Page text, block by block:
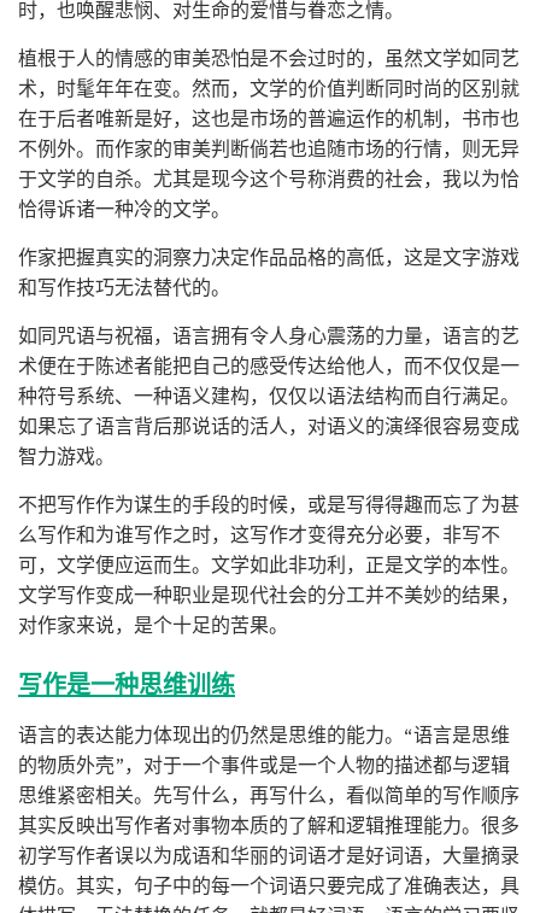
时，也唤醒悲悯、对生命的爱惜与眷恋之情。
植根于人的情感的审美恐怕是不会过时的，虽然文学如同艺
术，时髦年年在变。然而，文学的价值判断同时尚的区别就
在于后者唯新是好，这也是市场的普遍运作的机制，书市也
不例外。而作家的审美判断倘若也追随市场的行情，则无异
于文学的自杀。尤其是现今这个号称消费的社会，我以为恰
恰得诉诸一种冷的文学。
作家把握真实的洞察力决定作品品格的高低，这是文字游戏
和写作技巧无法替代的。
如同咒语与祝福，语言拥有令人身心震荡的力量，语言的艺
术便在于陈述者能把自己的感受传达给他人，而不仅仅是一
种符号系统、一种语义建构，仅仅以语法结构而自行满足。
如果忘了语言背后那说话的活人，对语义的演绎很容易变成
智力游戏。
不把写作作为谋生的手段的时候，或是写得得趣而忘了为甚
么写作和为谁写作之时，这写作才变得充分必要，非写不
可，文学便应运而生。文学如此非功利，正是文学的本性。
文学写作变成一种职业是现代社会的分工并不美妙的结果，
对作家来说，是个十足的苦果。
写作是一种思维训练
语言的表达能力体现出的仍然是思维的能力。“语言是思维
的物质外壳”，对于一个事件或是一个人物的描述都与逻辑
思维紧密相关。先写什么，再写什么，看似简单的写作顺序
其实反映出写作者对事物本质的了解和逻辑推理能力。很多
初学写作者误以为成语和华丽的词语才是好词语，大量摘录
模仿。其实，句子中的每一个词语只要完成了准确表达，具